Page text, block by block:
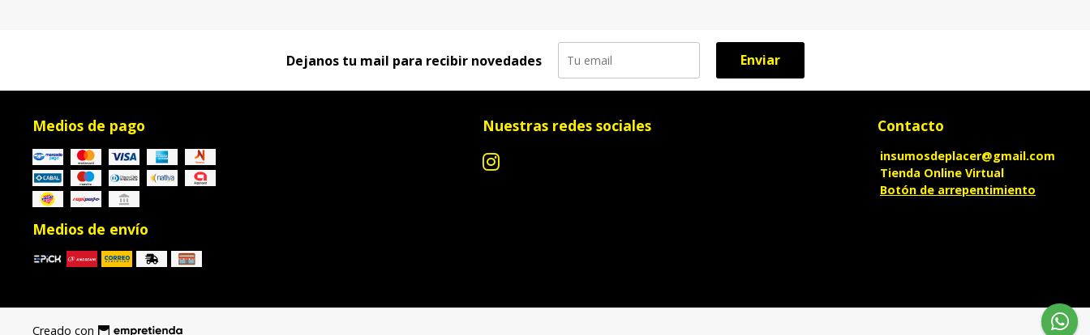
Dejanos tu mail para recibir novedades Enviar
Medios de pago
Medios de envío
Nuestras redes sociales Contacto
insumosdeplacer@gmail.com
Tienda Online Virtual
Botón de arrepentimiento
Creado con